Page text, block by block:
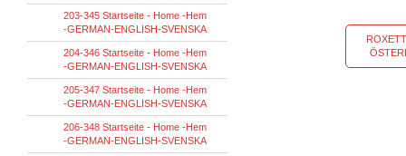
203-345 Startseite - Home -Hem
-GERMAN-ENGLISH-SVENSKA
204-346 Startseite - Home -Hem
-GERMAN-ENGLISH-SVENSKA
205-347 Startseite - Home -Hem
-GERMAN-ENGLISH-SVENSKA
206-348 Startseite - Home -Hem
-GERMAN-ENGLISH-SVENSKA